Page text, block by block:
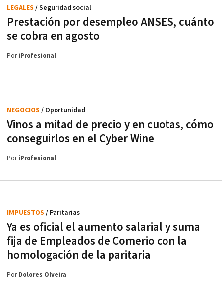
Prestación por desempleo ANSES, cuánto
se cobra en agosto
LEGALES / Seguridad social
PoriProfesional
Vinos a mitad de precio y en cuotas, cómo
conseguirlos en el Cyber Wine
NEGOCIOS / Oportunidad
PoriProfesional
Ya es oficial el aumento salarial y suma
fija de Empleados de Comerio con la
homologación de la paritaria
IMPUESTOS / Paritarias
PorDolores Olveira